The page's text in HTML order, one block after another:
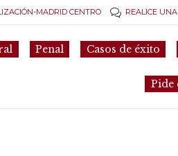
MADRID CENTRO REALICE UNA
Penal Casos de éxito
Pide